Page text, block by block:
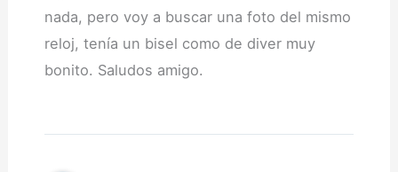
nada, pero voy a buscar una foto del mismo
reloj, tenía un bisel como de diver muy
bonito. Saludos amigo.